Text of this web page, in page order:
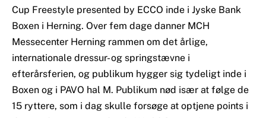
Cup Freestyle presented by ECCO inde i Jyske Bank
Boxen i Herning. Over fem dage danner MCH
Messecenter Herning rammen om det årlige,
internationale dressur- og springstævne i
efterårsferien, og publikum hygger sig tydeligt inde i
Boxen og i PAVO hal M. Publikum nød især at følge de
15 ryttere, som i dag skulle forsøge at optjene points i